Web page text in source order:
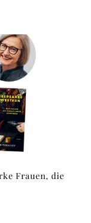
Frauen, die